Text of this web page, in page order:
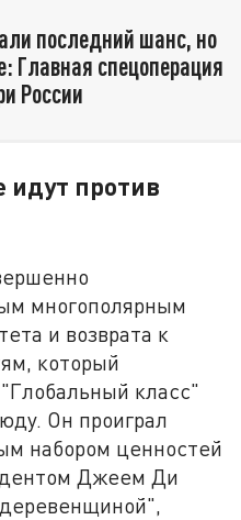
последний шанс, но
Главная спецоперация
России
идут против
многополярным
и возврата к
который
класс"
Он проиграл
набором ценностей
Джеем Ди